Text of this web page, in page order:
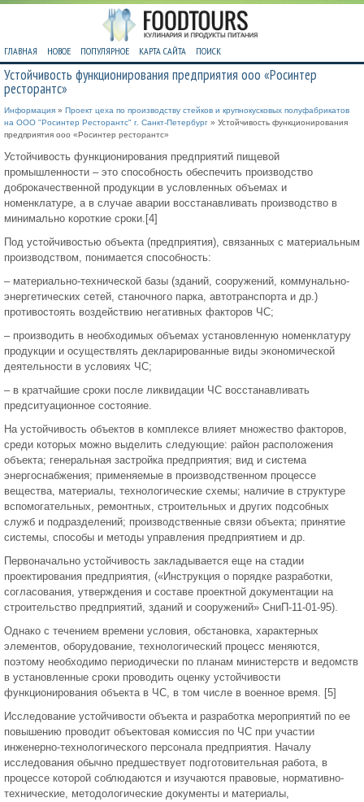
ГЛАВНАЯ НОВОЕ ПОПУЛЯРНОЕ КАРТА САЙТА ПОИСК
Устойчивость функционирования предприятия ооо «Росинтер
ресторантс»
Информация » Проект цеха по производству стейков и крупнокусковых полуфабрикатов
на ООО "Росинтер Ресторантс" г. Санкт-Петербург » Устойчивость функционирования
предприятия ооо «Росинтер ресторантс»
Устойчивость функционирования предприятий пищевой
промышленности – это способность обеспечить производство
доброкачественной продукции в условленных объемах и
номенклатуре, а в случае аварии восстанавливать производство в
минимально короткие сроки.[4]
Под устойчивостью объекта (предприятия), связанных с материальным
производством, понимается способность:
– материально-технической базы (зданий, сооружений, коммунально-
энергетических сетей, станочного парка, автотранспорта и др.)
противостоять воздействию негативных факторов ЧС;
– производить в необходимых объемах установленную номенклатуру
продукции и осуществлять декларированные виды экономической
деятельности в условиях ЧС;
– в кратчайшие сроки после ликвидации ЧС восстанавливать
предситуационное состояние.
На устойчивость объектов в комплексе влияет множество факторов,
среди которых можно выделить следующие: район расположения
объекта; генеральная застройка предприятия; вид и система
энергоснабжения; применяемые в производственном процессе
вещества, материалы, технологические схемы; наличие в структуре
вспомогательных, ремонтных, строительных и других подсобных
служб и подразделений; производственные связи объекта; принятие
системы, способы и методы управления предприятием и др.
Первоначально устойчивость закладывается еще на стадии
проектирования предприятия, («Инструкция о порядке разработки,
согласования, утверждения и составе проектной документации на
строительство предприятий, зданий и сооружений» СниП-11-01-95).
Однако с течением времени условия, обстановка, характерных
элементов, оборудование, технологический процесс меняются,
поэтому необходимо периодически по планам министерств и ведомств
в установленные сроки проводить оценку устойчивости
функционирования объекта в ЧС, в том числе в военное время. [5]
Исследование устойчивости объекта и разработка мероприятий по ее
повышению проводит объектовая комиссия по ЧС при участии
инженерно-технологического персонала предприятия. Началу
исследования обычно предшествует подготовительная работа, в
процессе которой соблюдаются и изучаются правовые, нормативно-
технические, методологические документы и материалы,